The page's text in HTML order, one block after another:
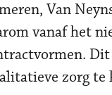
Van
vanaf het
Dit
zorg te